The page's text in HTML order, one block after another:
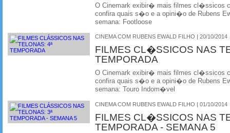
O Cinemark exibir� mais filmes cl�ssicos
confira quais s�o e a opini�o de Rubens
semana: Footloose
CINEMA COM RUBENS EWALD FILHO | 20/10/2014
FILMES CL�SSICOS NAS
TEMPORADA
O Cinemark exibir� mais filmes cl�ssicos
confira quais s�o e a opini�o de Rubens
semana: Touro Indom�vel
CINEMA COM RUBENS EWALD FILHO | 01/10/2014
FILMES CL�SSICOS NAS
TEMPORADA - SEMANA 5